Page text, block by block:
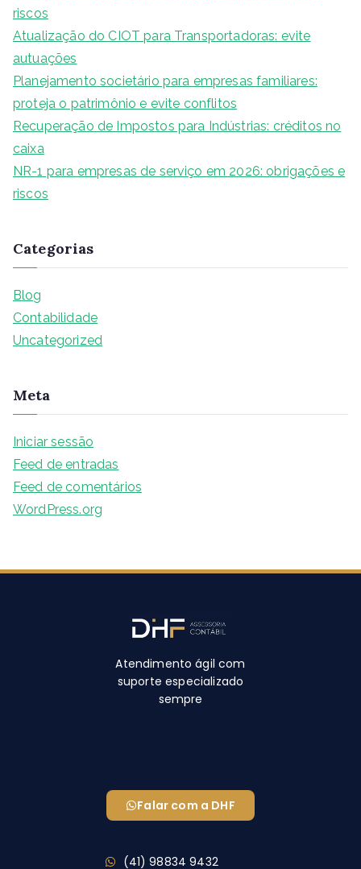
riscos
Atualização do CIOT para Transportadoras: evite
autuações
Planejamento societário para empresas familiares:
proteja o patrimônio e evite conflitos
Recuperação de Impostos para Indústrias: créditos no
caixa
NR-1 para empresas de serviço em 2026: obrigações e
riscos
Categorias
Blog
Contabilidade
Uncategorized
Meta
Iniciar sessão
Feed de entradas
Feed de comentários
WordPress.org
Atendimento ágil com
suporte especializado
sempre
Falar com a DHF
(41) 98834 9432